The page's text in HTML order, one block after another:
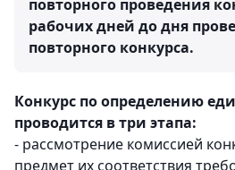
повторного проведения
рабочих дней до дня
повторного конкурса.
Конкурс по определению
проводится в три этапа:
- рассмотрение комиссией
предмет их соответствия